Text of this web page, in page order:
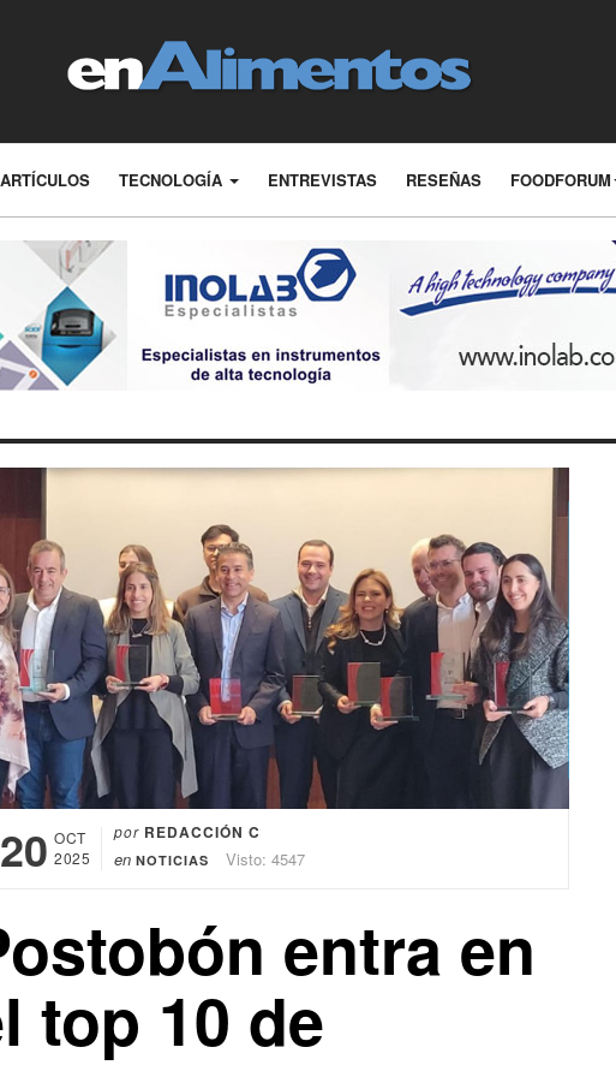
ARTÍCULOS TECNOLOGÍA ENTREVISTAS RESEÑAS FOODFORUM
20 OCT
2025
por REDACCIÓN C
en NOTICIAS Visto: 4547
entra en
top 10 de